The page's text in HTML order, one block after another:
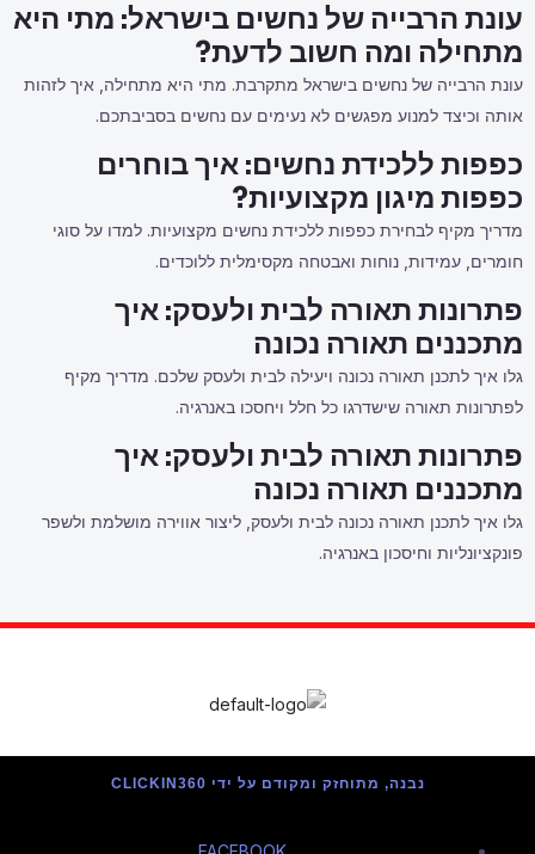
עונת הרבייה של נחשים בישראל: מתי היא
מתחילה ומה חשוב לדעת?
עונת הרבייה של נחשים בישראל מתקרבת. מתי היא מתחילה, איך לזהות
אותה וכיצד למנוע מפגשים לא נעימים עם נחשים בסביבתכם.
כפפות ללכידת נחשים: איך בוחרים
כפפות מיגון מקצועיות?
מדריך מקיף לבחירת כפפות ללכידת נחשים מקצועיות. למדו על סוגי
חומרים, עמידות, נוחות ואבטחה מקסימלית ללוכדים.
פתרונות תאורה לבית ולעסק: איך
מתכננים תאורה נכונה
גלו איך לתכנן תאורה נכונה ויעילה לבית ולעסק שלכם. מדריך מקיף
לפתרונות תאורה שישדרגו כל חלל ויחסכו באנרגיה.
פתרונות תאורה לבית ולעסק: איך
מתכננים תאורה נכונה
גלו איך לתכנן תאורה נכונה לבית ולעסק, ליצור אווירה מושלמת ולשפר
פונקציונליות וחיסכון באנרגיה.
נבנה, מתוחזק ומקודם על ידי CLICKIN360